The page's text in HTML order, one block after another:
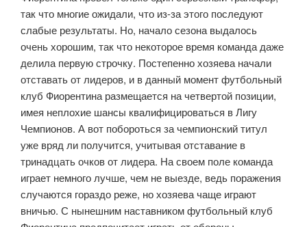
так что многие ожидали, что из-за этого последуют
слабые результаты. Но, начало сезона выдалось
очень хорошим, так что некоторое время команда даже
делила первую строчку. Постепенно хозяева начали
отставать от лидеров, и в данный момент футбольный
клуб Фиорентина размещается на четвертой позиции,
имея неплохие шансы квалифицироваться в Лигу
Чемпионов. А вот побороться за чемпионский титул
уже вряд ли получится, учитывая отставание в
тринадцать очков от лидера. На своем поле команда
играет немного лучше, чем не выезде, ведь поражения
случаются гораздо реже, но хозяева чаще играют
вничью. С нынешним наставником футбольный клуб